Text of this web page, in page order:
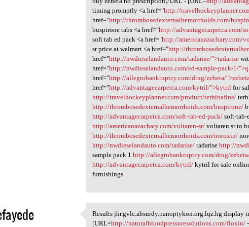
timing promptly <a href="http://
href="http://thrombosedexternalhemorrhoids.com/
buspirone tabs <a href="http://advantagecarpetca.com/
soft tab ed pack <a href="http://americanazachary.com/
sr price at walmart <a href="http://
href="http://nwdieselandauto.com/tadarise/">tadarise
href="http://nwdieselandauto.com/ed-sample-pack-1/">q
href="http://allegrobankruptcy.com/drug/zebeta/">zebeta
href="http://advantagecarpetca.com/kytril/">kytril for
http://travelhockeyplanner.com/product/terbinafine/
http://thrombosedexternalhemorrhoids.com/buspirone/
http://advantagecarpetca.com/soft-tab-ed-pack/ soft-tab-
http://americanazachary.com/voltaren-sr/ voltaren sr to
http://thrombosedexternalhemorrhoids.com/noroxin/
http://nwdieselandauto.com/tadarise/ tadarisehttp://
sample pack 1http://allegrobankruptcy.com/drug/
http://advantagecarpetca.com/kytril/ kytril for sale
furnishings.
Results jhr.gvlc.absurdy
Results jhr.gvlc.absurdy.panoptykon.org.lqz.hg display
[URL=http://naturalbloodpressuresolutions.com/floxin/